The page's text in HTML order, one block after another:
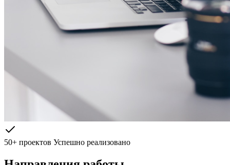
50+ проектов Успешно реализовано